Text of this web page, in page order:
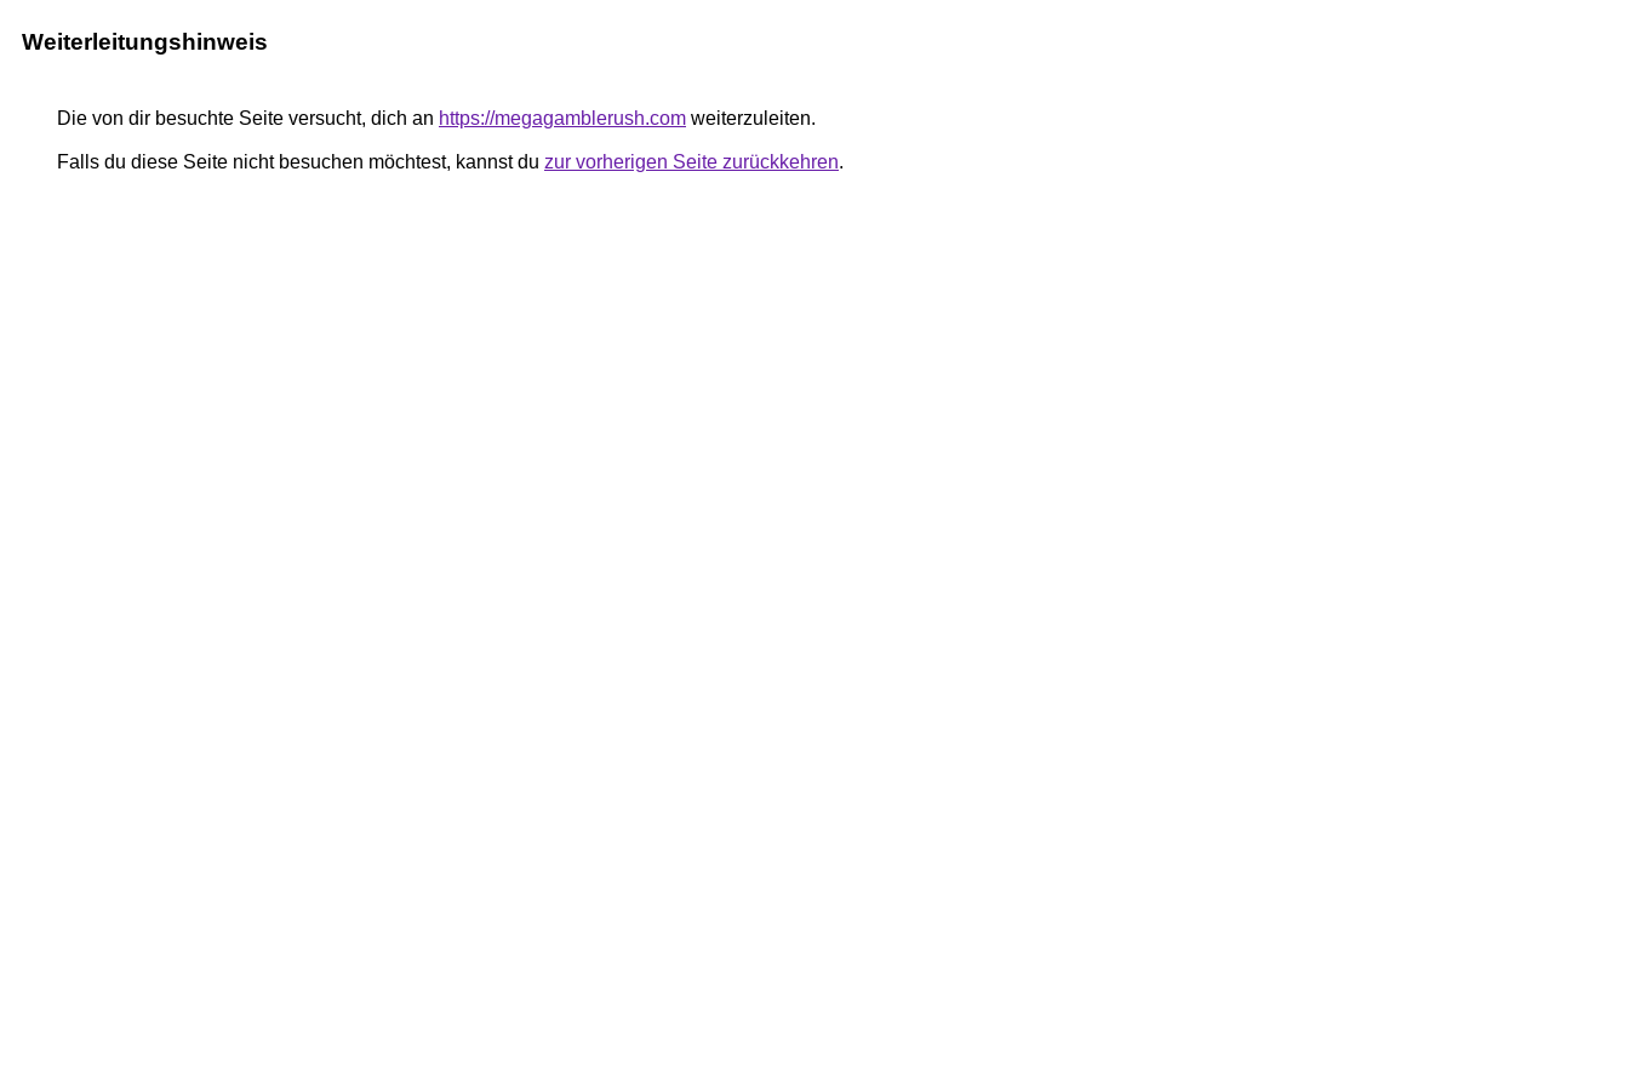
Weiterleitungshinweis
Die von dir besuchte Seite versucht, dich an https://megagamblerush.com weiterzuleiten.
Falls du diese Seite nicht besuchen möchtest, kannst du zur vorherigen Seite zurückkehren.